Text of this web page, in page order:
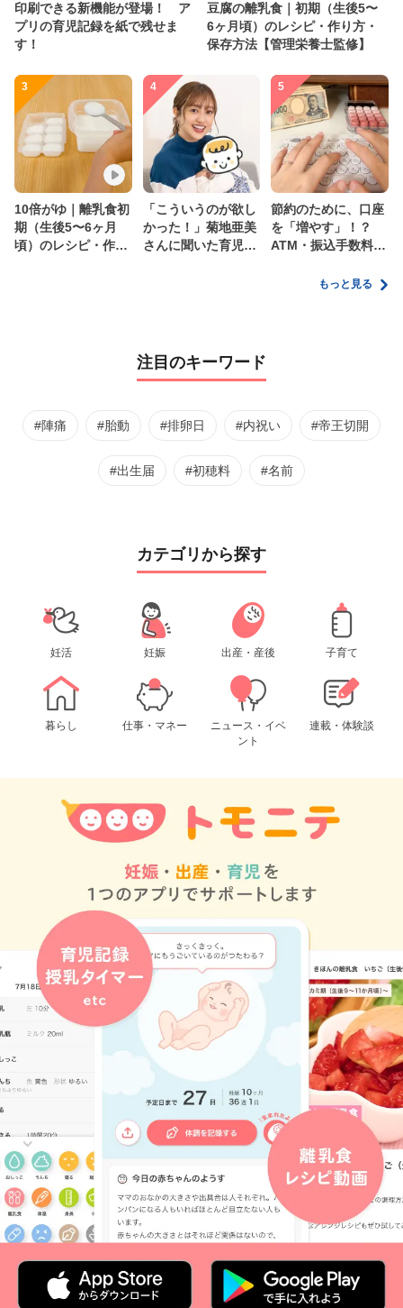
印刷できる新機能が登場！ ア
プリの育児記録を紙で残せま
す！
豆腐の離乳食｜初期（生後5〜
6ヶ月頃）のレシピ・作り方・
保存方法【管理栄養士監修】
3
10倍がゆ｜離乳食初
期（生後5〜6ヶ月
頃）のレシピ・作り
4
「こういうのが欲し
かった！」菊地亜美
さんに聞いた育児
5
節約のために、口座
を「増やす」！？
ATM・振込手数料の
家計管理術もっと見る
注目のキーワード
#陣痛 #胎動 #排卵日 #内祝い #帝王切開
#出生届 #初穂料 #名前
カテゴリから探す
妊活 妊娠 出産・産後 子育て
暮らし 仕事・マネー
ニュース・イベ
ント
連載・体験談